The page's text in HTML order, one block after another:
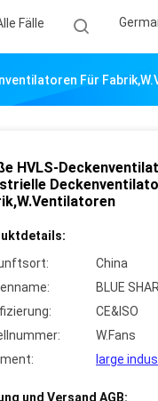
Fälle
Für
HVLS-
China
BLUE
CE&ISO
W.Fans
large
und Versand AGB: